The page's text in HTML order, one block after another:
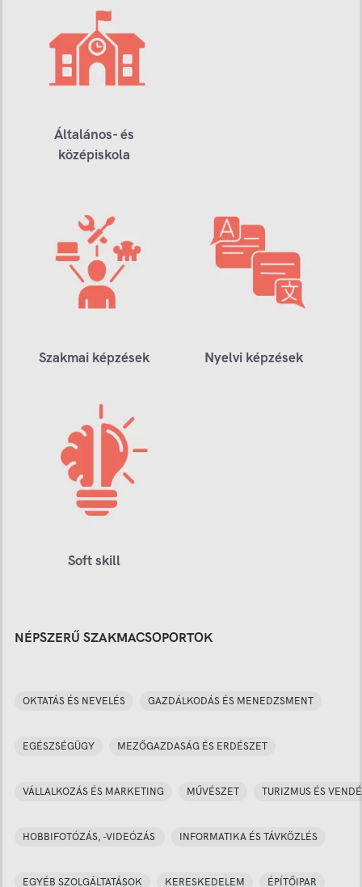
Általános- és
középiskola
Szakmai képzések Nyelvi képzések
Soft skill
NÉPSZERŰ SZAKMACSOPORTOK
OKTATÁS ÉS NEVELÉS GAZDÁLKODÁS ÉS MENEDZSMENT
EGÉSZSÉGÜGY MEZŐGAZDASÁG ÉS ERDÉSZET
VÁLLALKOZÁS ÉS MARKETING MŰVÉSZET TURIZMUS ÉS
HOBBIFOTÓZÁS, -VIDEÓZÁS INFORMATIKA ÉS TÁVKÖZLÉS
EGYÉB SZOLGÁLTATÁSOK KERESKEDELEM ÉPÍTŐIPAR